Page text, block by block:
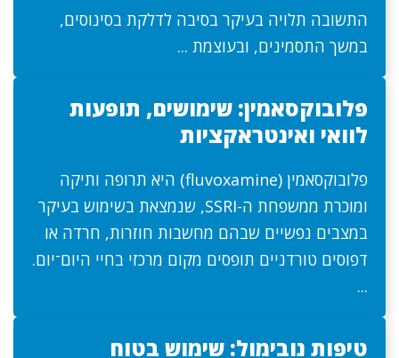
התשובה תלויה בעיקר בסיבה לדלקת בסינוסים,
במשך התסמינים, ובעוצמת ...
פלובוקסאמין: שימושים, תופעות
לוואי ואינטראקציות
פלובוקסאמין (fluvoxamine) היא תרופה ותיקה
ומוכרת ממשפחת ה-SSRI, שנמצאת בשימוש בעיקר
במצבים נפשיים שבהם מחשבות חוזרות, חרדה או
דפוסים טורדניים תופסים מקום מרכזי בחיי היום־יום.
...
טיפות נובימול: שימוש בטוח